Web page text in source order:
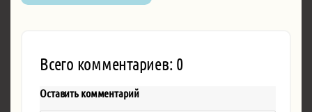
Всего комментариев: 0
Оставить комментарий